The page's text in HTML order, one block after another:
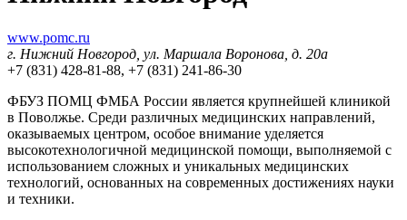
www.pomc.ru
г. Нижний Новгород, ул. Маршала Воронова, д. 20а
+7 (831) 428-81-88, +7 (831) 241-86-30
ФБУЗ ПОМЦ ФМБА России является крупнейшей клиникой
в Поволжье. Среди различных медицинских направлений,
оказываемых центром, особое внимание уделяется
высокотехнологичной медицинской помощи, выполняемой с
использованием сложных и уникальных медицинских
технологий, основанных на современных достижениях науки
и техники.